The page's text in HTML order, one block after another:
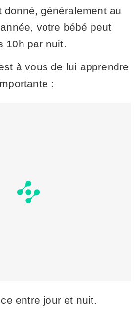
donné, généralement au
votre bébé peut
10h par nuit.
à vous de lui apprendre
:
entre jour et nuit.